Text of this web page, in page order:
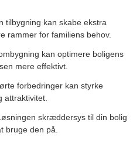
tilbygning kan skabe ekstra
rammer for familiens behov.
kan optimere boligens
mere effektivt.
forbedringer kan styrke
attraktivitet.
skræddersys til din bolig
bruge den på.